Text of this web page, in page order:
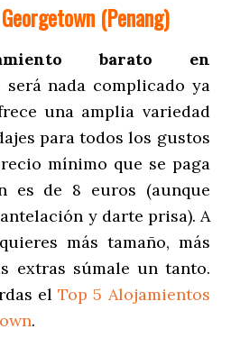
(Penang)
barato en
será nada complicado ya
una amplia variedad
para todos los gustos
mínimo que se paga
es de 8 euros (aunque
y darte prisa). A
más tamaño, más
extras súmale un tanto.
elTop 5 Alojamientos
.